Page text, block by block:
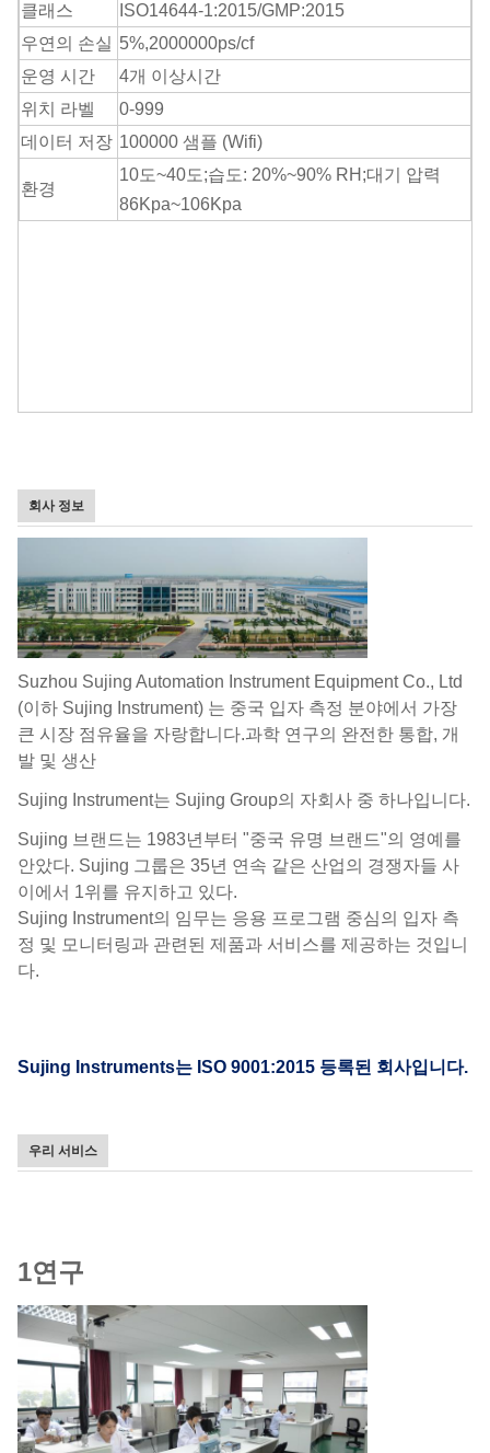
클래스
ISO14644-1:2015/GMP:2015
우연의 손실 5%,2000000ps/cf
운영 시간
4개 이상시간
위치 라벨
0-999
데이터 저장 100000 샘플 (Wifi)
환경
10도~40도;습도: 20%~90% RH ;대기 압력
86Kpa~106Kpa
회사 정보
Suzhou Sujing Automation Instrument Equipment Co., Ltd
(이하 Sujing Instrument) 는 중국 입자 측정 분야에서 가장
큰 시장 점유율을 자랑합니다.과학 연구의 완전한 통합, 개
발 및 생산
Sujing Instrument는 Sujing Group의 자회사 중 하나입니다.
Sujing 브랜드는 1983년부터 "중국 유명 브랜드"의 영예를
안았다. Sujing 그룹은 35년 연속 같은 산업의 경쟁자들 사
이에서 1위를 유지하고 있다.
Sujing Instrument의 임무는 응용 프로그램 중심의 입자 측
정 및 모니터링과 관련된 제품과 서비스를 제공하는 것입니
다.
Sujing Instruments는 ISO 9001:2015 등록된 회사입니다.
우리 서비스
1연구